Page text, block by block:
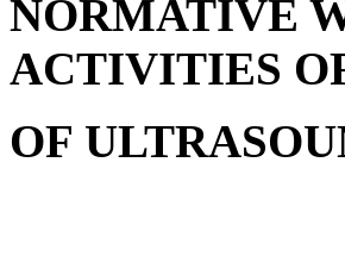
NORMATIVE
ACTIVITIES
OF